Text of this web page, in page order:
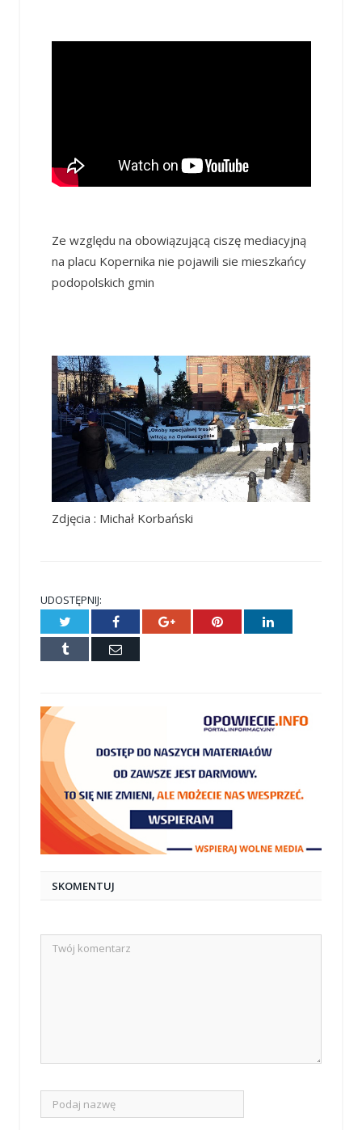
Ze względu na obowiązującą ciszę mediacyjną
na placu Kopernika nie pojawili sie mieszkańcy
podopolskich gmin
Zdjęcia : Michał Korbański
UDOSTĘPNIJ:
Twitter Facebook Google+ Pinterest LinkedIn
Tumblr
E-
SKOMENTUJ